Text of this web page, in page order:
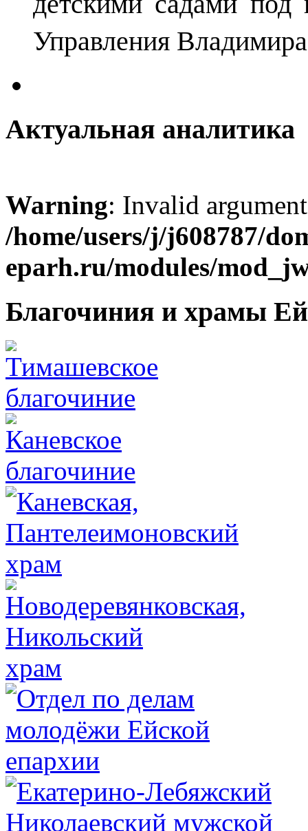
Управления
Актуальная аналитика
Warning: Invalid
/home/users/j/j608787/
eparh.ru/modules/
Благочиния и храмы